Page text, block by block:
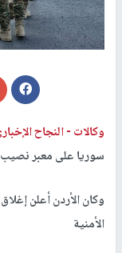
وكالات -النجاح
سوريا على معبر نصيب
وكان الأردن أعلن
الأمنية